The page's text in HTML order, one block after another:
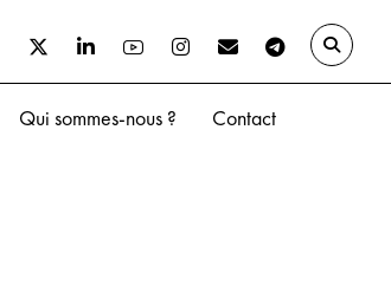
Qui sommes-nous ? Contact